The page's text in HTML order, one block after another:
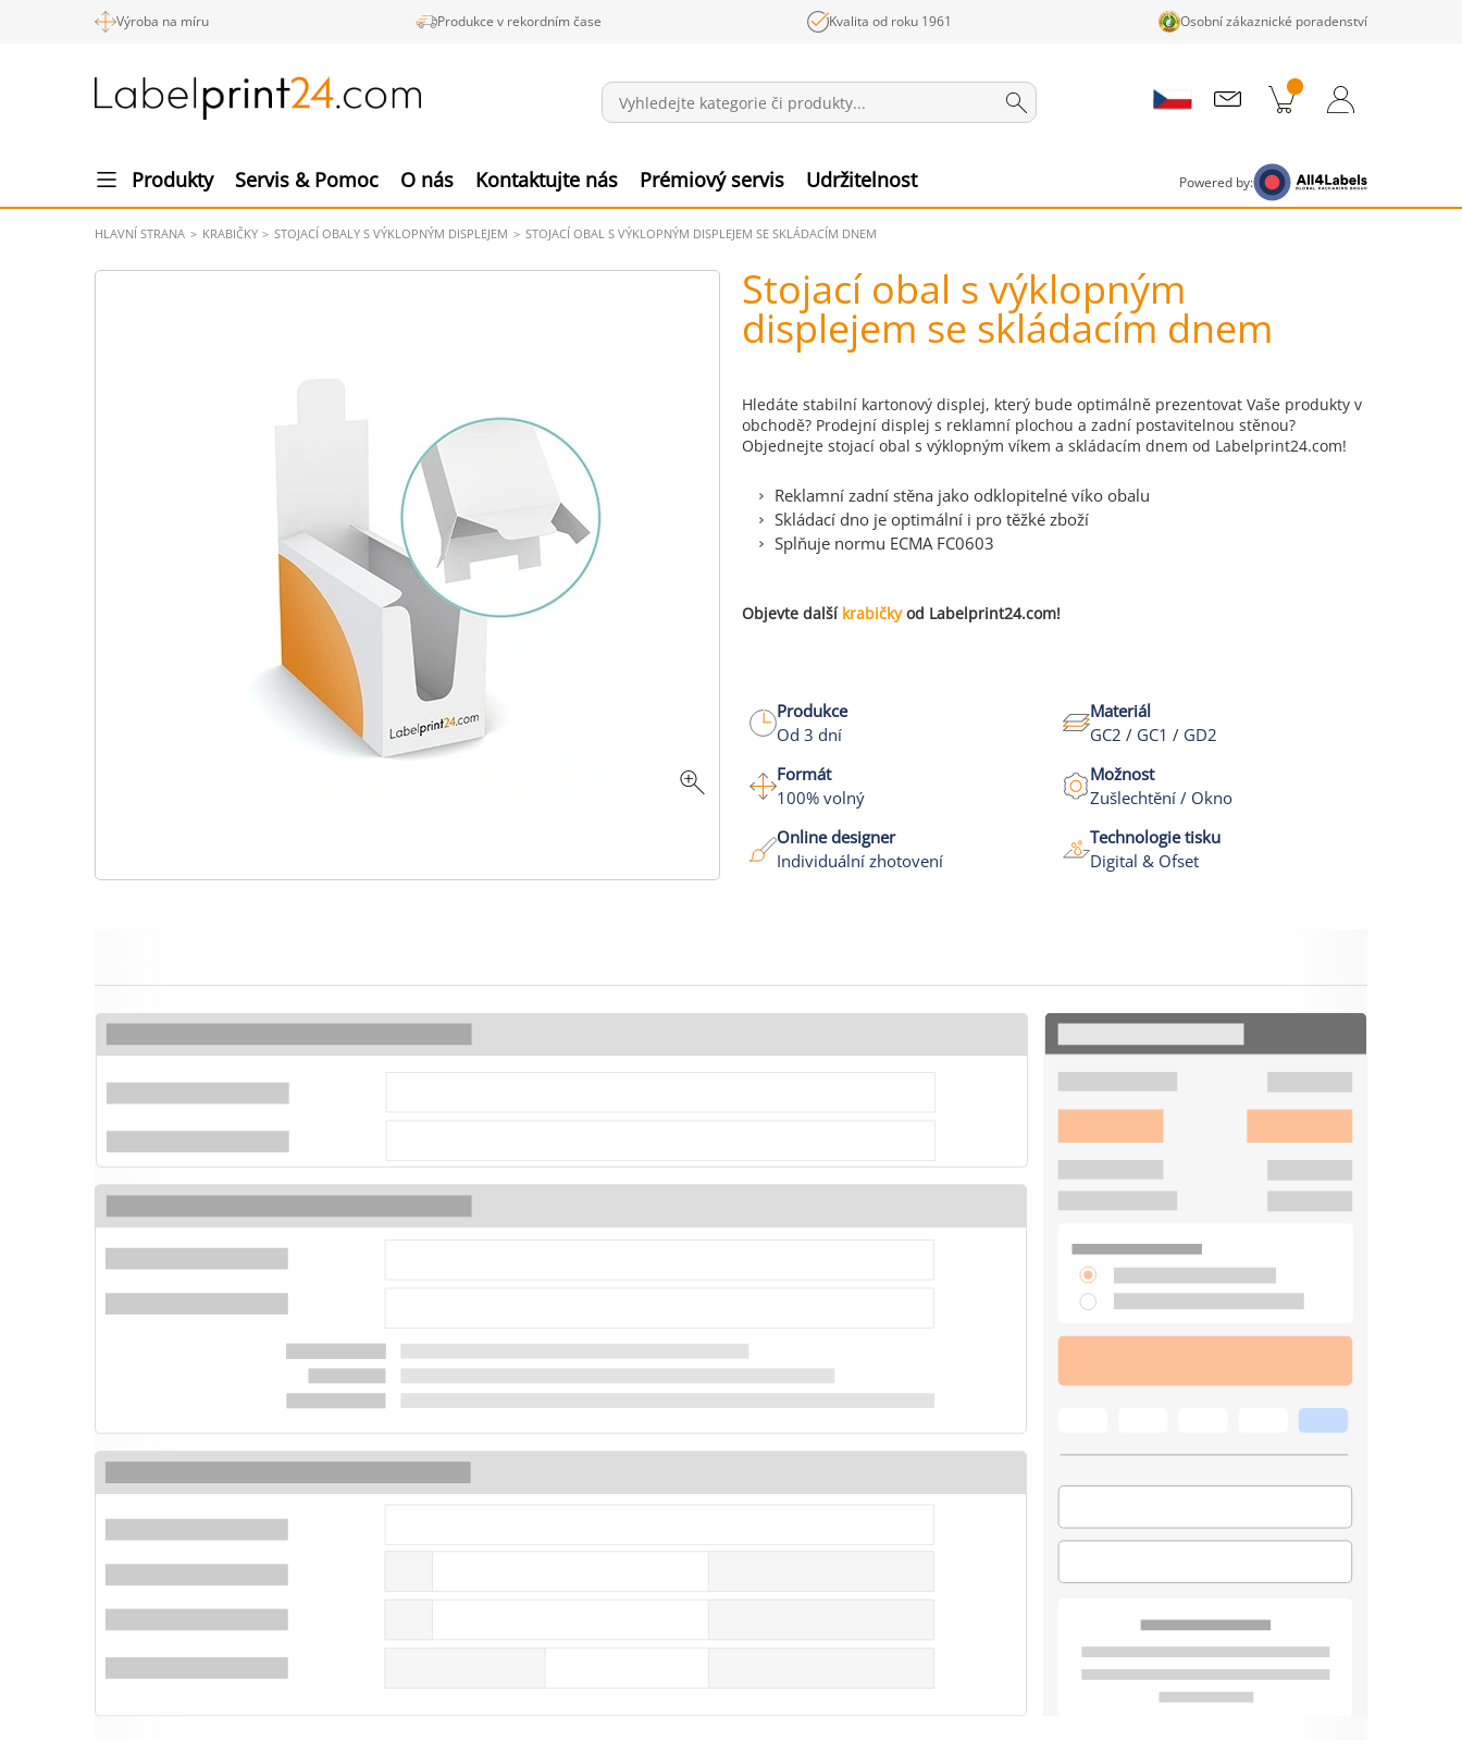
Výroba na míru Produkce v rekordním čase Kvalita od roku 1961 Osobní zákaznické poradenství
Produkty Servis & Pomoc O nás Kontaktujte nás Prémiový servis Udržitelnost Powered by:
HLAVNÍ STRANA KRABIČKY STOJACÍ OBALY S VÝKLOPNÝM DISPLEJEM STOJACÍ OBAL S VÝKLOPNÝM DISPLEJEM SE SKLÁDACÍM DNEM
Stojací obal s výklopným
displejem se skládacím dnem
Hledáte stabilní kartonový displej, který bude optimálně prezentovat Vaše produkty v
obchodě? Prodejní displej s reklamní plochou a zadní postavitelnou stěnou?
Objednejte stojací obal s výklopným víkem a skládacím dnem od Labelprint24.com!
Reklamní zadní stěna jako odklopitelné víko obalu
Skládací dno je optimální i pro těžké zboží
Splňuje normu ECMA FC0603
Objevte další krabičkyod Labelprint24.com!
Produkce
Od 3 dní
Materiál
GC2 / GC1 / GD2
Formát
100% volný
Možnost
Zušlechtění / Okno
Online designer
Individuální zhotovení
Technologie tisku
Digital & Ofset